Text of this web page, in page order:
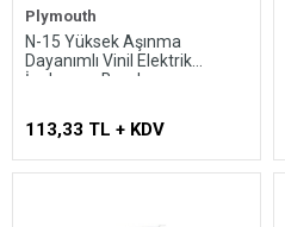
Plymouth
N-15 Yüksek Aşınma
Dayanımlı Vinil Elektrik
İzolasyon Bandı
113,33 TL + KDV